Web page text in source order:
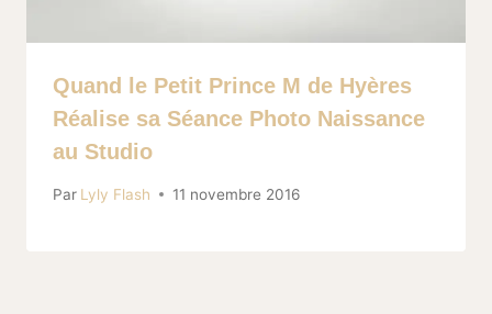
Quand le Petit Prince M de Hyères
Réalise sa Séance Photo Naissance
au Studio
Par Lyly Flash 11 novembre 2016